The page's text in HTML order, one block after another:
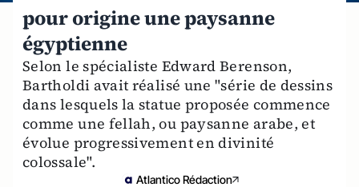
pour origine une paysanne
égyptienne
Selon le spécialiste Edward Berenson,
Bartholdi avait réalisé une "série de dessins
dans lesquels la statue proposée commence
comme une fellah, ou paysanne arabe, et
évolue progressivement en divinité
colossale".
Atlantico Rédaction